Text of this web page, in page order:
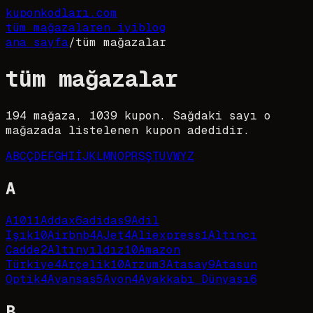
kuponkodları.com
tüm mağazalaren iyiblog
ana sayfa/tüm mağazalar
tüm mağazalar
194 mağaza, 1039 kupon. Sağdaki sayı o
mağazada listelenen kupon adedidir.
ABCÇDEFGHIİJKLMNOPRSŞTUVWYZ
A
A1011Addax6adidas9Adil
Işık10Airbnb4AJet4Aliexpress1Altıncı
Cadde2Altınyıldız10Amazon
Türkiye4Arçelik10Arzum3Atasay9Atasun
Optik4Avansas5Avon4Ayakkabı Dünyası6